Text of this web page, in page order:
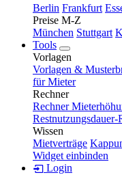
Berlin Frankfurt
Preise M-Z
München Stuttgart
Tools
Vorlagen
Vorlagen &
für Mieter
Rechner
Rechner
Restnutzungsdauer-
Wissen
Mietverträge
Widget einbinden
Login